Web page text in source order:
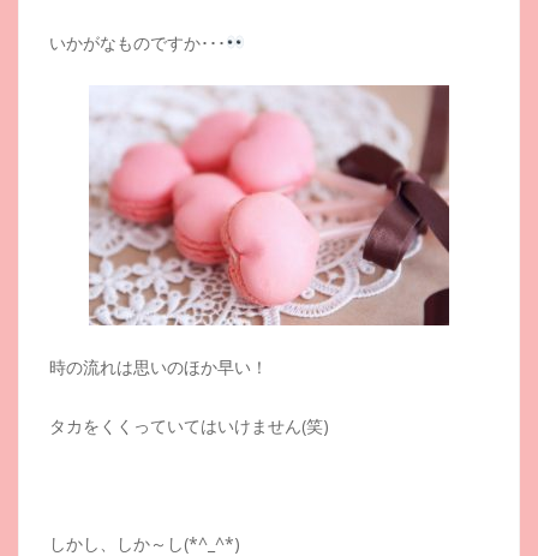
いかがなものですか･･･
時の流れは思いのほか早い！
タカをくくっていてはいけません(笑)
しかし、しか～し(*^_^*)